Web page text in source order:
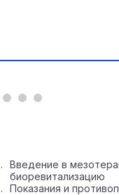
Введение в
биоревитализацию
Показания и